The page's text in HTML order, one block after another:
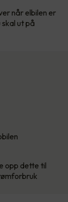
når elbilen er
ut på
opp dette til